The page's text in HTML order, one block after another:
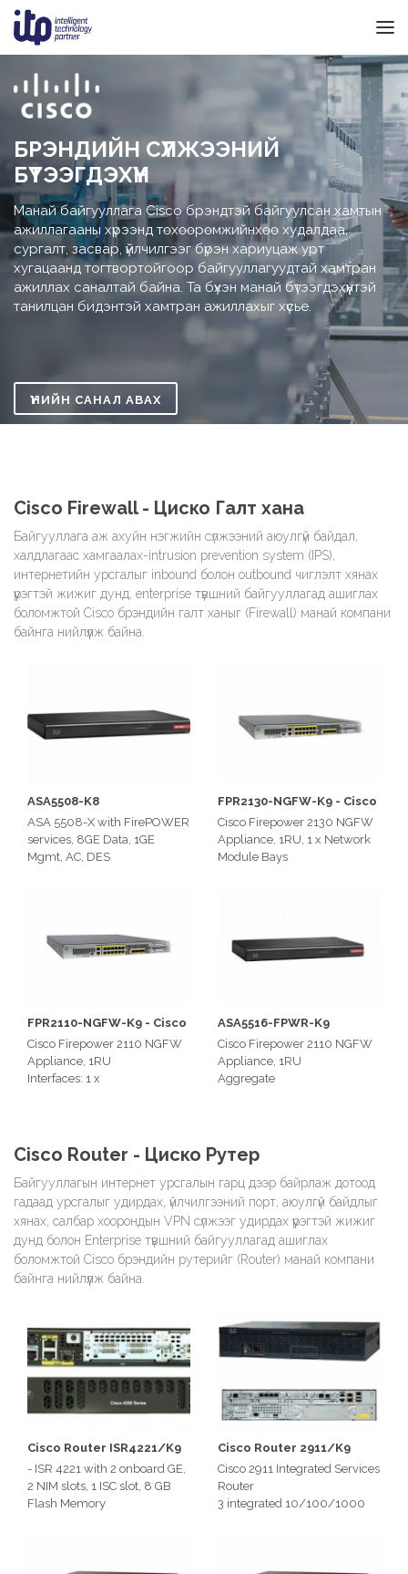
БРЭНДИЙН СҮЛЖЭЭНИЙ
БҮТЭЭГДЭХҮҮН
Манай байгууллага Cisco брэндтэй байгуулсан хамтын
ажиллагааны хүрээнд төхөөрөмжийнхөө худалдаа,
сургалт, засвар, үйлчилгээг бүрэн хариуцаж урт
хугацаанд тогтвортойгоор байгууллагуудтай хамтран
ажиллах саналтай байна. Та бүхэн манай бүтээгдэхүүнтэй
танилцан бидэнтэй хамтран ажиллахыг хүсье.
ҮНИЙН САНАЛ АВАХ
Cisco Firewall - Циско Галт хана
Байгууллага аж ахуйн нэгжийн сүлжээний аюулгүй байдал,
халдлагаас хамгаалах-intrusion prevention system (IPS),
интернетийн урсгалыг inbound болон outbound чиглэлт хянах
үүрэгтэй жижиг дунд, enterprise түвшний байгууллагад ашиглах
боломжтой Cisco брэндийн галт ханыг (Firewall) манай компани
байнга нийлүүлж байна.
ASA5508-K8
ASA 5508-X with FirePOWER
services, 8GE Data, 1GE
Mgmt, AC, DES
Stateful inspection
throughput (maximum): 1
FPR2130-NGFW-K9 - Cisco
Firepower 2110 NGFW
Appliance, 1RU
Cisco Firepower 2130 NGFW
Appliance, 1RU, 1 x Network
Module Bays
FPR2110-NGFW-K9 - Cisco
Firepower 2110 NGFW
Appliance, 1RU
Cisco Firepower 2110 NGFW
Appliance, 1RU
Interfaces: 1 x
interfaces
12 x 10M/100M/1GBASE-T
Ethernet interfaces (RJ-45), 4
x 1 Gigabit (SFP) Ethernet
interfaces
ASA5516-FPWR-K9
Cisco Firepower 2110 NGFW
Appliance, 1RU
Aggregate
throughput (maximum): 1.8
Gbps
Cisco Router - Циско Рутер
Байгууллагын интернет урсгалын гарц дээр байрлаж дотоод
гадаад урсгалыг удирдах, үйлчилгээний порт, аюулгүй байдлыг
хянах, салбар хоорондын VPN сүлжээг удирдах үүрэгтэй жижиг
дунд болон Enterprise түвшний байгууллагад ашиглах
боломжтой Cisco брэндийн рутерийг (Router) манай компани
байнга нийлүүлж байна.
Cisco Router ISR4221/K9
- ISR 4221 with 2 onboard GE,
2 NIM slots, 1 ISC slot, 8 GB
Flash Memory
Cisco Router 2911/K9
Cisco 2911 Integrated Services
Router
3 integrated 10/100/1000